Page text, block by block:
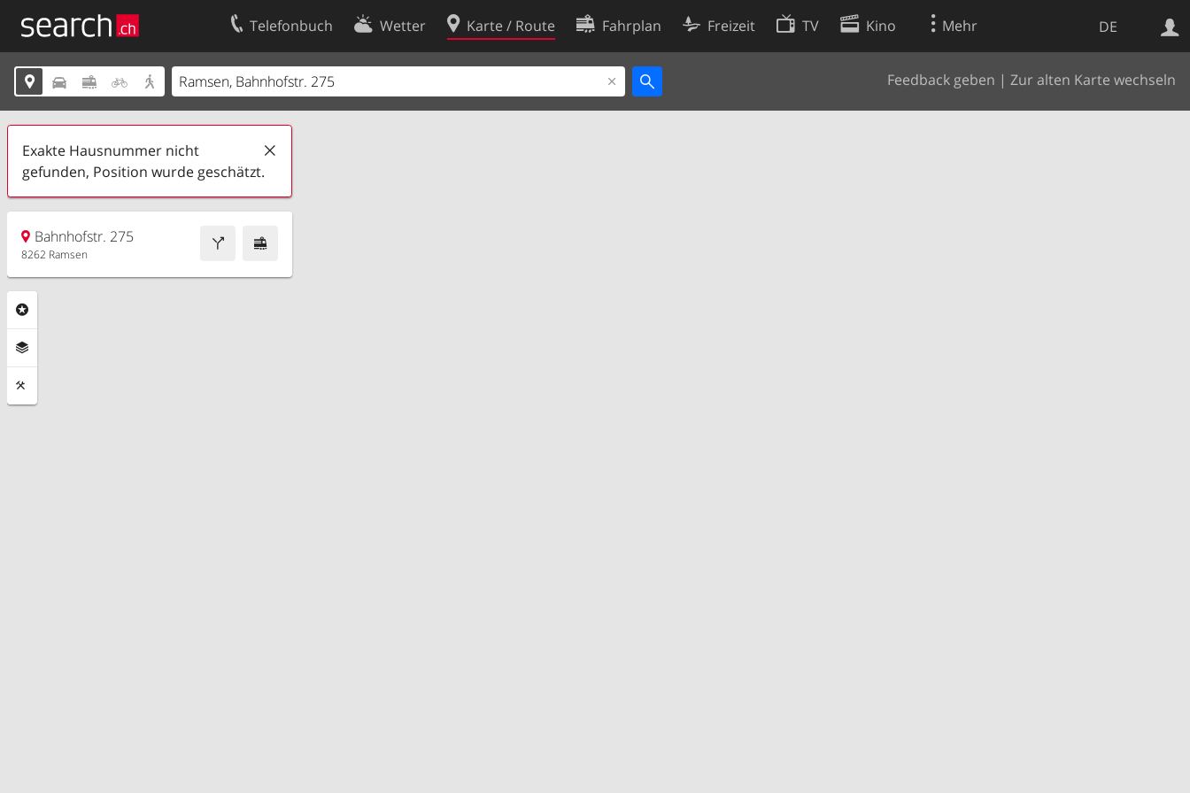
DE
Telefonbuch Wetter Karte / Route Fahrplan Freizeit TV Kino Mehr
     Feedback geben | Zur alten Karte wechseln
Exakte Hausnummer nicht
gefunden, Position wurde geschätzt.
Bahnhofstr. 275
8262 Ramsen
Websuche
Ihr Eintrag
Kundencenter Geschäftskunden
Kontakt
Nutzungsbedingungen
Cookie-Richtlinie
Cookie-Einstellungen